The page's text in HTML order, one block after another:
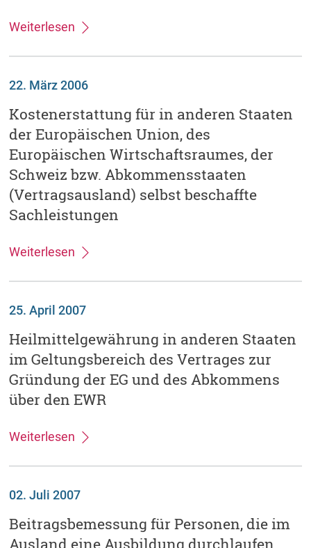
Weiterlesen
22. März 2006
Kostenerstattung für in anderen Staaten
der Europäischen Union, des
Europäischen Wirtschaftsraumes, der
Schweiz bzw. Abkommensstaaten
(Vertragsausland) selbst beschaffte
Sachleistungen
Weiterlesen
25. April 2007
Heilmittelgewährung in anderen Staaten
im Geltungsbereich des Vertrages zur
Gründung der EG und des Abkommens
über den EWR
Weiterlesen
02. Juli 2007
Beitragsbemessung für Personen, die im
Ausland eine Ausbildung durchlaufen